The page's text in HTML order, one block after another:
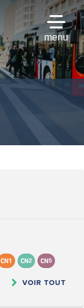
menu
CN1 CN2 CN5
VOIR TOUT